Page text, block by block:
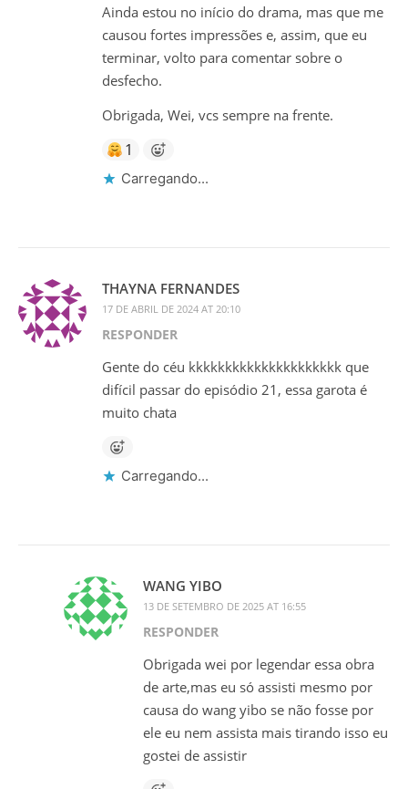
Ainda estou no início do drama, mas que me
causou fortes impressões e, assim, que eu
terminar, volto para comentar sobre o
desfecho.
Obrigada, Wei, vcs sempre na frente.
1
Carregando...
THAYNA FERNANDES
17 DE ABRIL DE 2024 AT 20:10
RESPONDER
Gente do céu kkkkkkkkkkkkkkkkkkkkk que
difícil passar do episódio 21, essa garota é
muito chata
Carregando...
WANG YIBO
13 DE SETEMBRO DE 2025 AT 16:55
RESPONDER
Obrigada wei por legendar essa obra
de arte,mas eu só assisti mesmo por
causa do wang yibo se não fosse por
ele eu nem assista mais tirando isso eu
gostei de assistir